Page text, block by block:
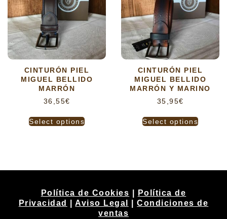
CINTURÓN PIEL
MIGUEL BELLIDO
MARRÓN
36,55€
Select options
CINTURÓN PIEL
MIGUEL BELLIDO
MARRÓN Y MARINO
35,95€
Select options
Política de Cookies
Política de
Privacidad
|Aviso Legal |Condiciones de
ventas